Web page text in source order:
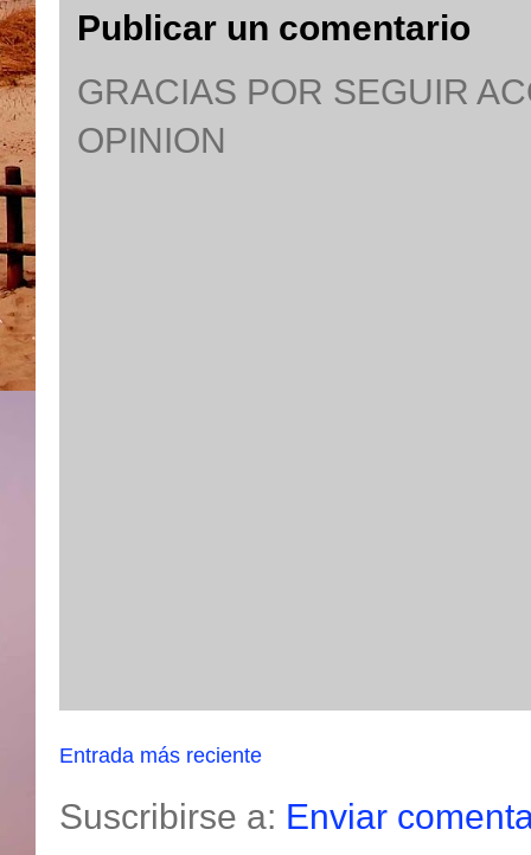
Publicar un comentario
GRACIAS POR SEGUIR
OPINION
Entrada más reciente
Suscribirse a: Enviar